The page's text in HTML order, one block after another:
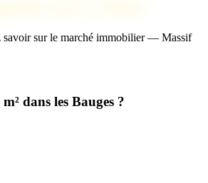
savoir sur le marché immobilier — Massif
dans les Bauges ?